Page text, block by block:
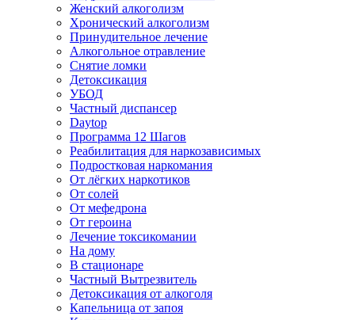
Женский алкоголизм
Хронический алкоголизм
Принудительное лечение
Алкогольное отравление
Снятие ломки
Детоксикация
УБОД
Частный диспансер
Daytop
Программа 12 Шагов
Реабилитация для наркозависимых
Подростковая наркомания
От лёгких наркотиков
От солей
От мефедрона
От героина
Лечение токсикомании
На дому
В стационаре
Частный Вытрезвитель
Детоксикация от алкоголя
Капельница от запоя